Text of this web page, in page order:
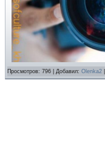
Просмотров: 796 | Добавил: Olenka2